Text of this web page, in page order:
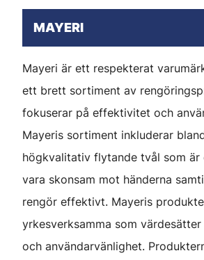
MAYERI
Mayeri är ett respekterat
ett brett sortiment av
fokuserar på effektivitet och
Mayeris sortiment inkluderar
högkvalitativ flytande tvål som
vara skonsam mot händerna
rengör effektivt. Mayeris
yrkesverksamma som
och användarvänlighet.